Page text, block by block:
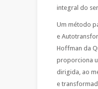
integral do
Um método
e
Hoffman da
proporciona
dirigida, ao
e